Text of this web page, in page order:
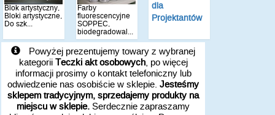
Blok artystyczny,
Bloki artystyczne,
Do szk...
Farby
fluorescencyjne
SOPPEC,
biodegradowal...
dla
Projektantów
Powyżej prezentujemy towary z wybranej
kategorii Teczki akt osobowych, po więcej
informacji prosimy o kontakt telefoniczny lub
odwiedzenie nas osobiście w sklepie. Jesteśmy
sklepem tradycyjnym, sprzedajemy produkty na
miejscu w sklepie. Serdecznie zapraszamy